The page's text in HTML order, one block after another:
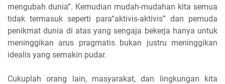
mengubah dunia”. Kemudian mudah-mudahan kita semua
tidak termasuk seperti para“aktivis-aktivis” dan pemuda
penikmat dunia di atas yang sengaja bekerja hanya untuk
meninggikan arus pragmatis bukan justru meninggikan
idealis yang semakin pudar.
Cukuplah orang lain, masyarakat, dan lingkungan kita